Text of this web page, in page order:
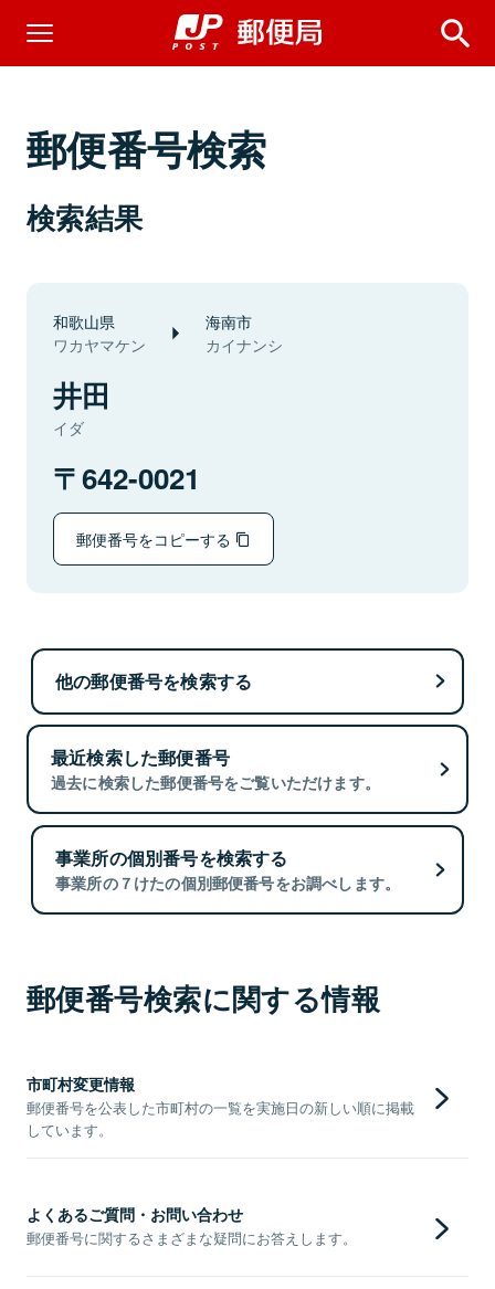
郵便番号検索
検索結果
和歌山県
ワカヤマケン
海南市
カイナンシ
井田
イダ
642-0021
郵便番号をコピーする
他の郵便番号を検索する
最近検索した郵便番号
過去に検索した郵便番号をご覧いただけます。
事業所の個別番号を検索する
事業所の７けたの個別郵便番号をお調べします。
郵便番号検索に関する情報
市町村変更情報
郵便番号を公表した市町村の一覧を実施日の新しい順に掲載
しています。
よくあるご質問・お問い合わせ
郵便番号に関するさまざまな疑問にお答えします。